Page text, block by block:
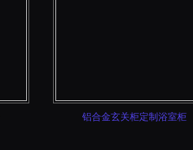
铝合金玄关柜定制浴室柜